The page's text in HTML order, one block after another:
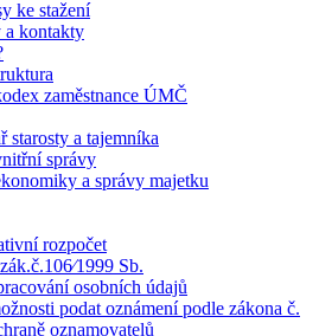
ke stažení
kontakty
zaměstnance ÚMČ
starosty a tajemníka
správy
a správy majetku
rozpočet
Sb.
osobních údajů
podat oznámení podle zákona č.
oznamovatelů